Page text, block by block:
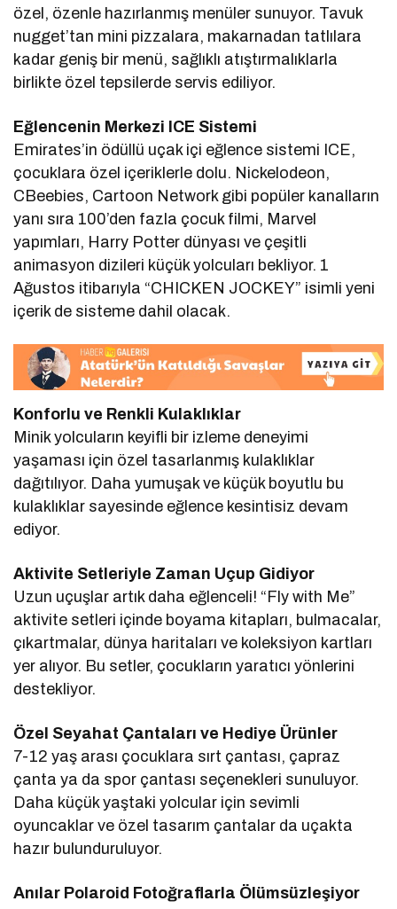
özel, özenle hazırlanmış menüler sunuyor. Tavuk
nugget’tan mini pizzalara, makarnadan tatlılara
kadar geniş bir menü, sağlıklı atıştırmalıklarla
birlikte özel tepsilerde servis ediliyor.
Eğlencenin Merkezi ICE Sistemi
Emirates’in ödüllü uçak içi eğlence sistemi ICE,
çocuklara özel içeriklerle dolu. Nickelodeon,
CBeebies, Cartoon Network gibi popüler kanalların
yanı sıra 100’den fazla çocuk filmi, Marvel
yapımları, Harry Potter dünyası ve çeşitli
animasyon dizileri küçük yolcuları bekliyor. 1
Ağustos itibarıyla “CHICKEN JOCKEY” isimli yeni
içerik de sisteme dahil olacak.
Konforlu ve Renkli Kulaklıklar
Minik yolcuların keyifli bir izleme deneyimi
yaşaması için özel tasarlanmış kulaklıklar
dağıtılıyor. Daha yumuşak ve küçük boyutlu bu
kulaklıklar sayesinde eğlence kesintisiz devam
ediyor.
Aktivite Setleriyle Zaman Uçup Gidiyor
Uzun uçuşlar artık daha eğlenceli! “Fly with Me”
aktivite setleri içinde boyama kitapları, bulmacalar,
çıkartmalar, dünya haritaları ve koleksiyon kartları
yer alıyor. Bu setler, çocukların yaratıcı yönlerini
destekliyor.
Özel Seyahat Çantaları ve Hediye Ürünler
7-12 yaş arası çocuklara sırt çantası, çapraz
çanta ya da spor çantası seçenekleri sunuluyor.
Daha küçük yaştaki yolcular için sevimli
oyuncaklar ve özel tasarım çantalar da uçakta
hazır bulunduruluyor.
Anılar Polaroid Fotoğraflarla Ölümsüzleşiyor